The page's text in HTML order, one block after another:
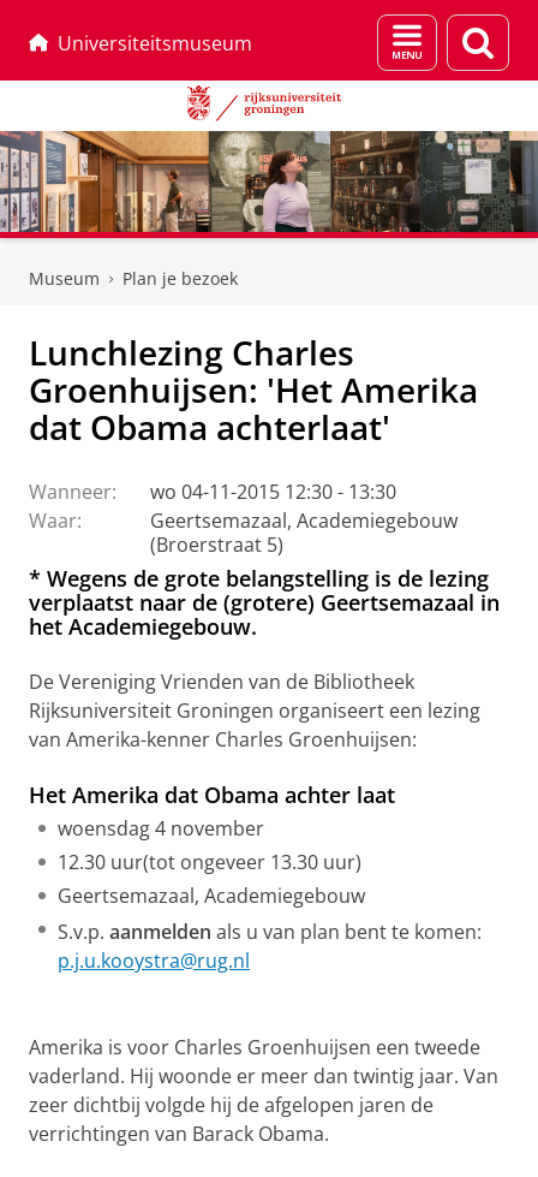
Universiteitsmuseum
Menu
en
Museum Plan je bezoek
Lunchlezing Charles
Groenhuijsen: 'Het Amerika
dat Obama achterlaat'
Wanneer:
wo 04-11-2015 12:30 - 13:30
Waar:
Geertsemazaal, Academiegebouw
(Broerstraat 5)
* Wegens de grote belangstelling is de lezing
verplaatst naar de (grotere) Geertsemazaal in
het Academiegebouw.
De Vereniging Vrienden van de Bibliotheek
Rijksuniversiteit Groningen organiseert een lezing
van Amerika-kenner Charles Groenhuijsen:
Het Amerika dat Obama achter laat
woensdag 4 november
12.30 uur(tot ongeveer 13.30 uur)
Geertsemazaal, Academiegebouw
S.v.p. aanmelden als u van plan bent te komen:
p.j.u.kooystra@rug.nl
Amerika is voor Charles Groenhuijsen een tweede
vaderland. Hij woonde er meer dan twintig jaar. Van
zeer dichtbij volgde hij de afgelopen jaren de
verrichtingen van Barack Obama.